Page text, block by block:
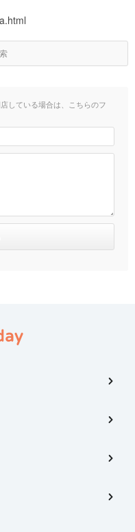
している場合は、こちらのフ